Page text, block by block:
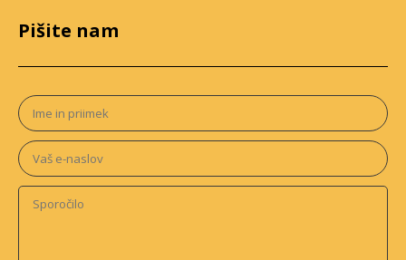
Pišite nam